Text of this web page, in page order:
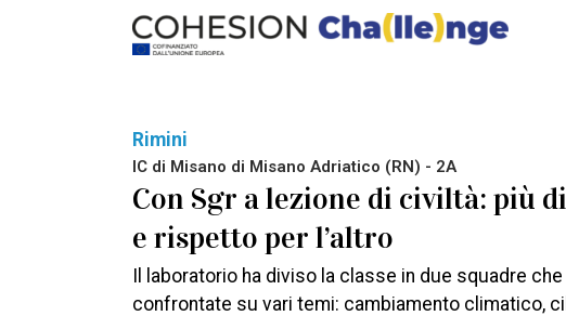
Rimini
IC di Misano di Misano Adriatico (RN) - 2A
Con Sgr a lezione di civiltà: più
e rispetto per l’altro
Il laboratorio ha diviso la classe in due squadre
confrontate su vari temi: cambiamento climatico,